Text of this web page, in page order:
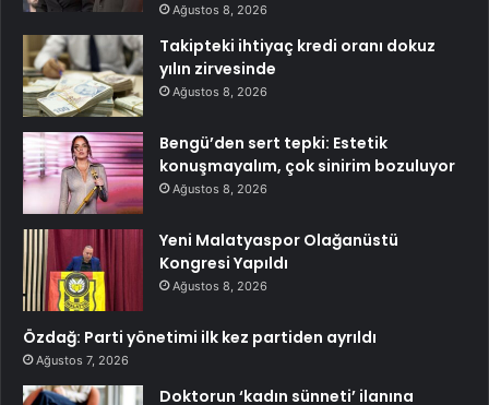
Ağustos 8, 2026
Takipteki ihtiyaç kredi oranı dokuz
yılın zirvesinde
Ağustos 8, 2026
Bengü’den sert tepki: Estetik
konuşmayalım, çok sinirim bozuluyor
Ağustos 8, 2026
Yeni Malatyaspor Olağanüstü
Kongresi Yapıldı
Ağustos 8, 2026
Özdağ: Parti yönetimi ilk kez partiden ayrıldı
Ağustos 7, 2026
Doktorun ‘kadın sünneti’ ilanına